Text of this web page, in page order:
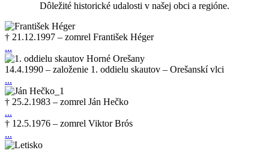
Dôležité historické udalosti v našej obci a regióne.
† 21.12.1997 – zomrel František Héger
...
14.4.1990 – založenie 1. oddielu skautov – Orešanskí vlci
...
† 25.2.1983 – zomrel Ján Hečko
...
† 12.5.1976 – zomrel Viktor Brós
...